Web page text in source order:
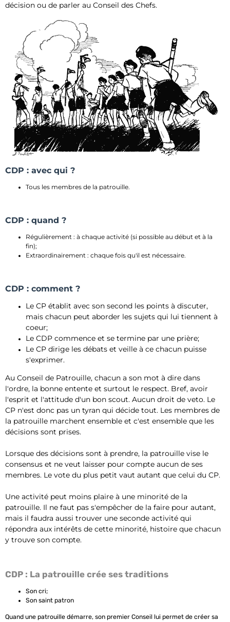
décision ou de parler au Conseil des Chefs.
CDP : avec qui ?
Tous les membres de la patrouille.
CDP : quand ?
Régulièrement : à chaque activité (si possible au début et à la
fin);
Extraordinairement : chaque fois qu'il est nécessaire.
CDP : comment ?
Le CP établit avec son second les points à discuter,
mais chacun peut aborder les sujets qui lui tiennent à
coeur;
Le CDP commence et se termine par une prière;
Le CP dirige les débats et veille à ce chacun puisse
s'exprimer.
Au Conseil de Patrouille, chacun a son mot à dire dans
l'ordre, la bonne entente et surtout le respect. Bref, avoir
l'esprit et l'attitude d'un bon scout. Aucun droit de veto. Le
CP n'est donc pas un tyran qui décide tout. Les membres de
la patrouille marchent ensemble et c'est ensemble que les
décisions sont prises.
Lorsque des décisions sont à prendre, la patrouille vise le
consensus et ne veut laisser pour compte aucun de ses
membres. Le vote du plus petit vaut autant que celui du CP.
Une activité peut moins plaire à une minorité de la
patrouille. Il ne faut pas s'empêcher de la faire pour autant,
mais il faudra aussi trouver une seconde activité qui
répondra aux intérêts de cette minorité, histoire que chacun
y trouve son compte.
CDP : La patrouille crée ses traditions
Son cri;
Son saint patron
Quand une patrouille démarre, son premier Conseil lui permet de créer sa